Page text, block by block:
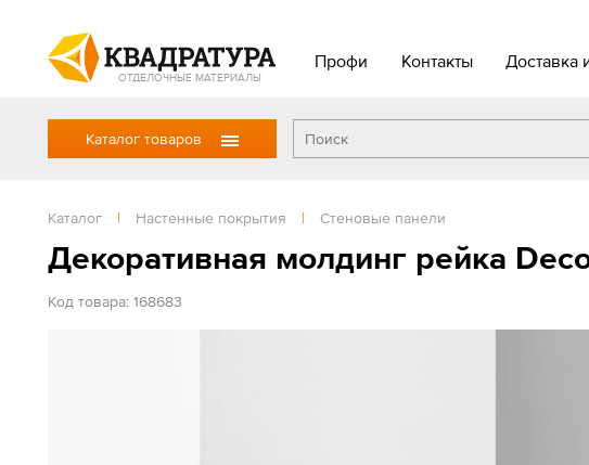
ОТДЕЛОЧНЫЕ МАТЕРИАЛЫ
Профи Контакты Доставка
Каталог товаров
Каталог | Настенные покрытия | Стеновые панели
Декоративная молдинг рейка
Код товара: 168683